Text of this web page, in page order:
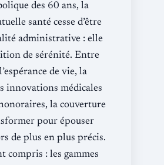
des 60 ans, la
santé cesse d’être
administrative : elle
de sérénité. Entre
de vie, la
innovations médicales
la couverture
pour épouser
de plus en plus précis.
compris : les gammes